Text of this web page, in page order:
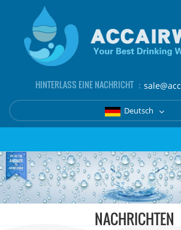
HINTERLASS EINE NACHRICHT ：
Deutsch
NACHRICHTEN